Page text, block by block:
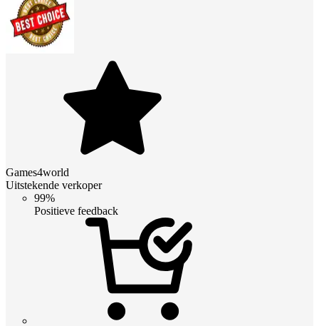
Games4world
Uitstekende verkoper
99%
Positieve feedback